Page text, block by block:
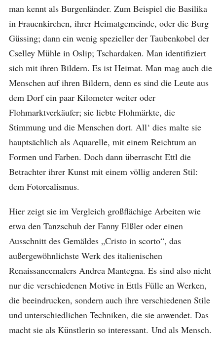
man kennt als Burgenländer. Zum Beispiel die Basilika
in Frauenkirchen, ihrer Heimatgemeinde, oder die Burg
Güssing; dann ein wenig spezieller der Taubenkobel der
Cselley Mühle in Oslip; Tschardaken. Man identifiziert
sich mit ihren Bildern. Es ist Heimat. Man mag auch die
Menschen auf ihren Bildern, denn es sind die Leute aus
dem Dorf ein paar Kilometer weiter oder
Flohmarktverkäufer; sie liebte Flohmärkte, die
Stimmung und die Menschen dort. All‘ dies malte sie
hauptsächlich als Aquarelle, mit einem Reichtum an
Formen und Farben. Doch dann überrascht Ettl die
Betrachter ihrer Kunst mit einem völlig anderen Stil:
dem Fotorealismus.
Hier zeigt sie im Vergleich großflächige Arbeiten wie
etwa den Tanzschuh der Fanny Elßler oder einen
Ausschnitt des Gemäldes „Cristo in scorto“, das
außergewöhnlichste Werk des italienischen
Renaissancemalers Andrea Mantegna. Es sind also nicht
nur die verschiedenen Motive in Ettls Fülle an Werken,
die beeindrucken, sondern auch ihre verschiedenen Stile
und unterschiedlichen Techniken, die sie anwendet. Das
macht sie als Künstlerin so interessant. Und als Mensch.